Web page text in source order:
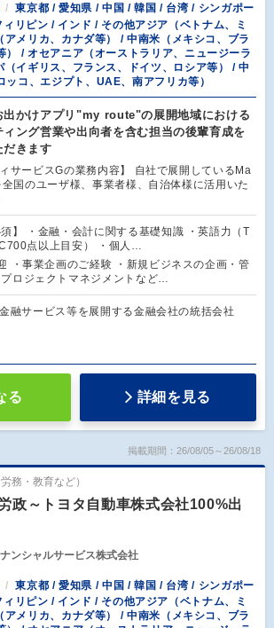
東京都 / 愛知県 / 中国 / 韓国 / 台湾 / シンガポー
リピン / インド / その他アジア（ベトナム、ミ
アメリカ、カナダ等） / 中南米（メキシコ、ブラ
） / オセアニア（オーストラリア、ニュージーラ
（イギリス、フランス、ドイツ、ロシア等） / 中
ッコ、エジプト、UAE、南アフリカ等）
出かけアプリ"my route"の展開地域における
ィング営業や出向者を含む担当の後輩育成を
だきます
ィサービスGの業務内容】 自社で展開しているMa
国のユーザ様、事業者様、自治体様に活用いた
須】 ・金融・会計に関する基礎知識 ・英語力（T
点以上目安） ・個人…
・事業企画のご経験 ・新規ビジネスの企画・管
ロジェクトマネジメントなど…
融サービス等を展開する金融会社の統括会社
る 詳細を見る
掲載期間：26/08/05～26/08/18
務・教育など）
政～トヨタ自動車株式会社100%出
ナンシャルサービス株式会社
東京都 / 愛知県 / 中国 / 韓国 / 台湾 / シンガポー
リピン / インド / その他アジア（ベトナム、ミ
アメリカ、カナダ等） / 中南米（メキシコ、ブラ